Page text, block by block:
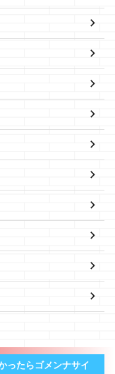
ったらゴメンナサイ